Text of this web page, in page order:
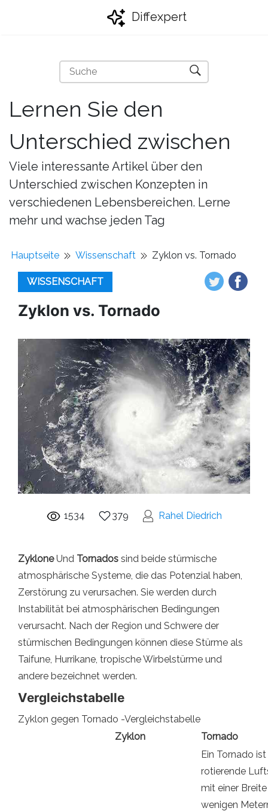
Diffexpert
Lernen Sie den
Unterschied zwischen
Viele interessante Artikel über den
Unterschied zwischen Konzepten in
verschiedenen Lebensbereichen. Lerne
mehr und wachse jeden Tag
Hauptseite Wissenschaft Zyklon vs. Tornado
WISSENSCHAFT
Zyklon vs. Tornado
1534 379 Rahel Diedrich
ZykloneUnd Tornados sind beide stürmische
atmosphärische Systeme, die das Potenzial haben,
Zerstörung zu verursachen. Sie werden durch
Instabilität bei atmosphärischen Bedingungen
verursacht. Nach der Region und Schwere der
stürmischen Bedingungen können diese Stürme als
Taifune, Hurrikane, tropische Wirbelstürme und
andere bezeichnet werden.
Vergleichstabelle
Zyklon gegen Tornado -Vergleichstabelle
Zyklon
Tornado
Ein Tornado
rotierende
mit einer
wenigen